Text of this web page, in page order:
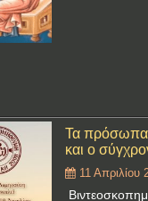
Τα πρόσωπα
και ο
11 Απριλίου